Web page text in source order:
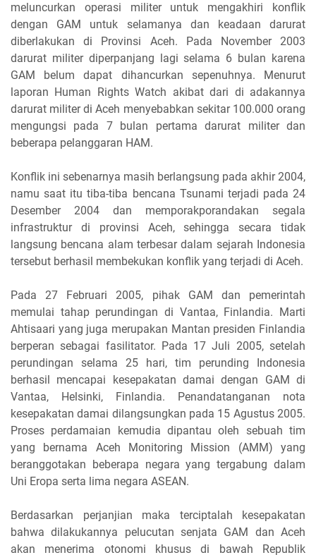
meluncurkan operasi militer untuk mengakhiri konflik
dengan GAM untuk selamanya dan keadaan darurat
diberlakukan di Provinsi Aceh. Pada November 2003
darurat militer diperpanjang lagi selama 6 bulan karena
GAM belum dapat dihancurkan sepenuhnya. Menurut
laporan Human Rights Watch akibat dari di adakannya
darurat militer di Aceh menyebabkan sekitar 100.000 orang
mengungsi pada 7 bulan pertama darurat militer dan
beberapa pelanggaran HAM.
Konflik ini sebenarnya masih berlangsung pada akhir 2004,
namu saat itu tiba-tiba bencana Tsunami terjadi pada 24
Desember 2004 dan memporakporandakan segala
infrastruktur di provinsi Aceh, sehingga secara tidak
langsung bencana alam terbesar dalam sejarah Indonesia
tersebut berhasil membekukan konflik yang terjadi di Aceh.
Pada 27 Februari 2005, pihak GAM dan pemerintah
memulai tahap perundingan di Vantaa, Finlandia. Marti
Ahtisaari yang juga merupakan Mantan presiden Finlandia
berperan sebagai fasilitator. Pada 17 Juli 2005, setelah
perundingan selama 25 hari, tim perunding Indonesia
berhasil mencapai kesepakatan damai dengan GAM di
Vantaa, Helsinki, Finlandia. Penandatanganan nota
kesepakatan damai dilangsungkan pada 15 Agustus 2005.
Proses perdamaian kemudia dipantau oleh sebuah tim
yang bernama Aceh Monitoring Mission (AMM) yang
beranggotakan beberapa negara yang tergabung dalam
Uni Eropa serta lima negara ASEAN.
Berdasarkan perjanjian maka terciptalah kesepakatan
bahwa dilakukannya pelucutan senjata GAM dan Aceh
akan menerima otonomi khusus di bawah Republik